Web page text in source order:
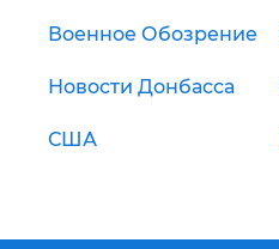
Военное Обозрение
Новости Донбасса
США